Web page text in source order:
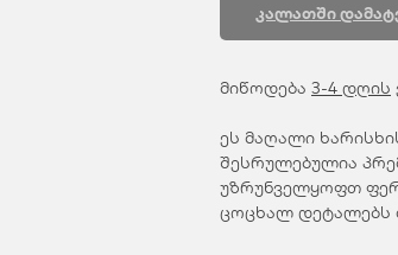
კალათში
მიწოდება 3-4 დღის
ეს მაღალი
შესრულებულია
უზრუნველყოფთ
ცოცხალ დეტალებს